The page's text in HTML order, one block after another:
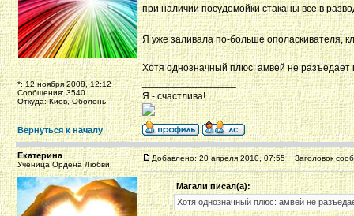
*: 12 ноября 2008, 12:12
Сообщения: 3540
Откуда: Киев, Оболонь
при наличии посудомойки стаканы все в
Я уже заливала по-больше ополаскивателя,
Хотя однозначный плюс: амвей не разъедает
_________________
Я - счастлива!
Вернуться к началу
Екатерина
Ученица Ордена Любви
Добавлено: 20 апреля 2010, 07:55 Заголовок
Магали писал(а):
Хотя однозначный плюс: амвей не